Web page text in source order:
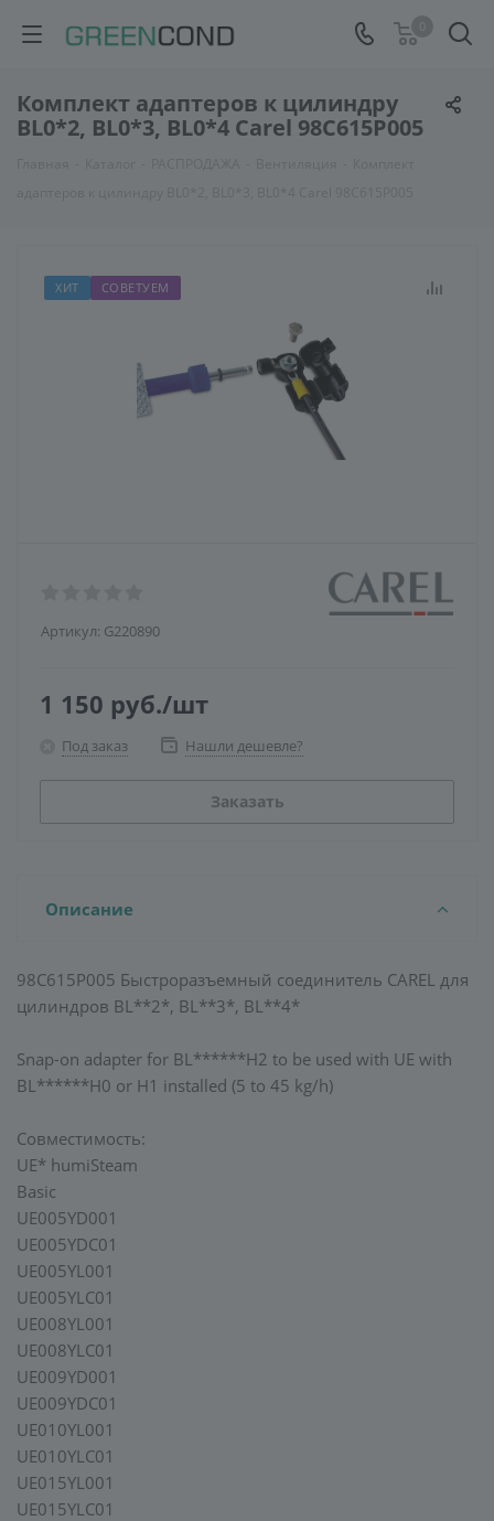
Комплект адаптеров к цилиндру
BL0*2, BL0*3, BL0*4 Carel 98C615P005
ХИТ СОВЕТУЕМ
Артикул: G220890
1 150 руб./шт
Под заказ Нашли дешевле?
Заказать
Описание
98C615P005 Быстроразъемный соединитель CAREL для
цилиндров BL**2*, BL**3*, BL**4*
Snap-on adapter for BL******H2 to be used with UE with
BL******H0 or H1 installed (5 to 45 kg/h)
Совместимость:
UE* humiSteam
Basic
UE005YD001
UE005YDC01
UE005YL001
UE005YLC01
UE008YL001
UE008YLC01
UE009YD001
UE009YDC01
UE010YL001
UE010YLC01
UE015YL001
UE015YLC01